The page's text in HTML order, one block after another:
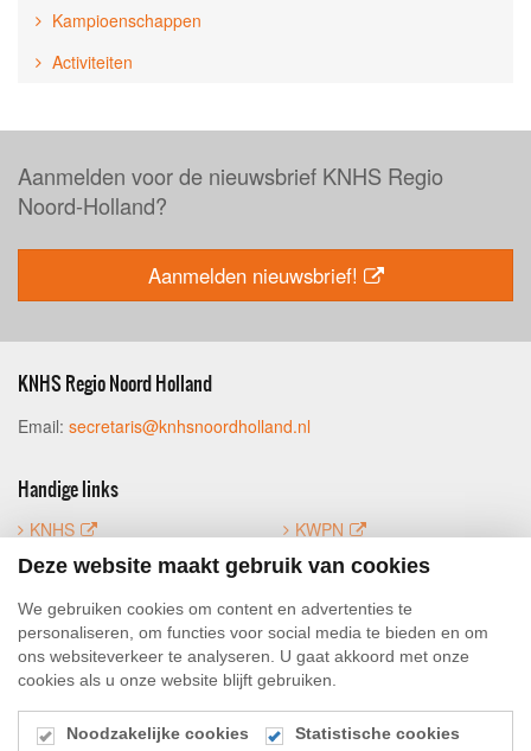
Kampioenschappen
Activiteiten
Aanmelden voor de nieuwsbrief KNHS Regio
Noord-Holland?
Aanmelden nieuwsbrief!
KNHS Regio Noord Holland
Email: secretaris@knhsnoordholland.nl
Handige links
KNHS
KWPN
FNRS
Mijn KNHS
Social Media
Deze website maakt gebruik van cookies
We gebruiken cookies om content en advertenties te
personaliseren, om functies voor social media te bieden en om
ons websiteverkeer te analyseren. U gaat akkoord met onze
cookies als u onze website blijft gebruiken.
Noodzakelijke cookies Statistische cookies